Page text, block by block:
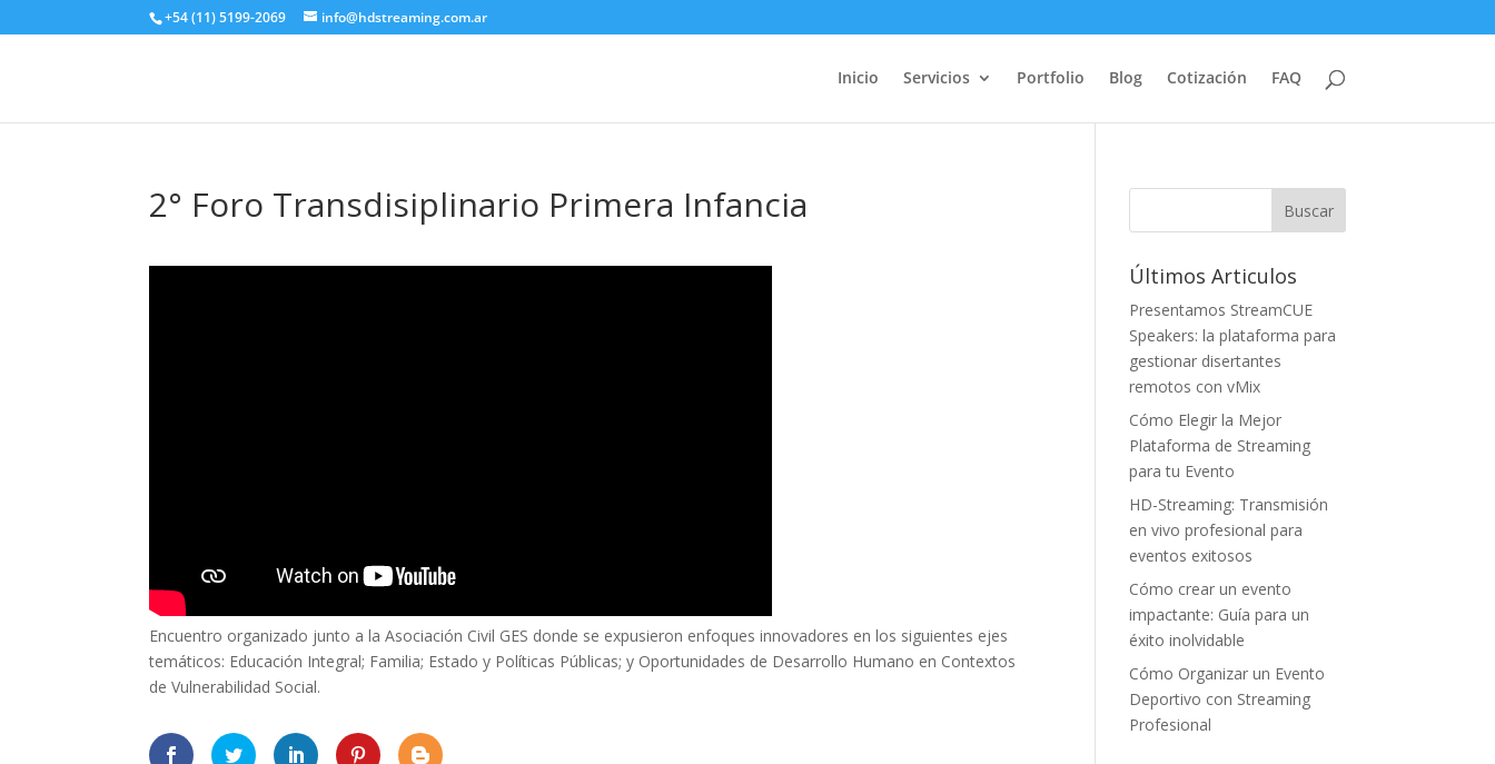
+54 (11) 5199-2069 info@hdstreaming.com.ar
Inicio Servicios Portfolio Blog Cotización FAQ
2° Foro Transdisiplinario Primera Infancia
Encuentro organizado junto a la Asociación Civil GES donde se expusieron enfoques innovadores en los siguientes ejes
temáticos: Educación Integral; Familia; Estado y Políticas Públicas; y Oportunidades de Desarrollo Humano en Contextos
de Vulnerabilidad Social.
Últimos Articulos
Presentamos StreamCUE
Speakers: la plataforma para
gestionar disertantes
remotos con vMix
Cómo Elegir la Mejor
Plataforma de Streaming
para tu Evento
HD-Streaming: Transmisión
en vivo profesional para
eventos exitosos
Cómo crear un evento
impactante: Guía para un
éxito inolvidable
Cómo Organizar un Evento
Deportivo con Streaming
Profesional